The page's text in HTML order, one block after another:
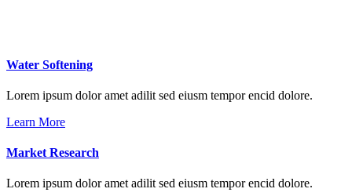
Water Softening
Lorem ipsum dolor amet adilit sed eiusm tempor encid dolore.
Learn More
Market Research
Lorem ipsum dolor amet adilit sed eiusm tempor encid dolore.